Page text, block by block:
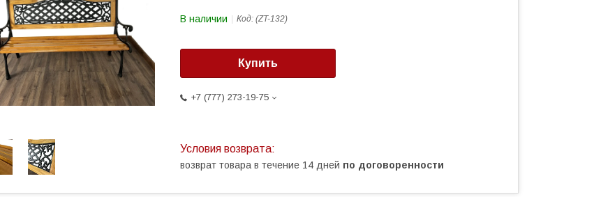
В наличии Код: (ZT-132)
Купить
+7 (777) 273-19-75
возврат товара в течение 14 дней по договоренности